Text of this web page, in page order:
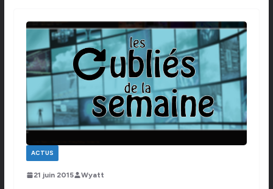
ACTUS
21 juin 2015 Wyatt